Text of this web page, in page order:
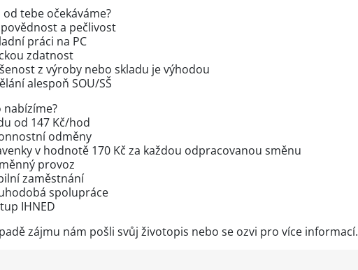
od tebe očekáváme?
a pečlivost
práci na PC
zdatnost
z výroby nebo skladu je výhodou
alespoň SOU/SŠ
nabízíme?
od 147 Kč/hod
odměny
v hodnotě 170 Kč za každou odpracovanou směnu
provoz
zaměstnání
spolupráce
IHNED
zájmu nám pošli svůj životopis nebo se ozvi pro více informací.